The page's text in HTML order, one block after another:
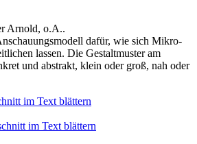
Arnold, o.A..
dafür, wie sich Mikro-
lassen. Die Gestaltmuster am
und abstrakt, klein oder groß, nah oder
im Text blättern
im Text blättern